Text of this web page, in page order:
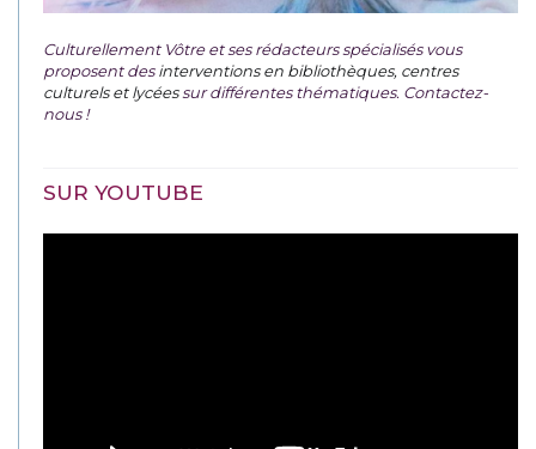
Culturellement Vôtre et ses rédacteurs spécialisés vous
proposent desinterventions en bibliothèques, centres
culturels et lycéessur différentes thématiques. Contactez-
nous !
SUR YOUTUBE